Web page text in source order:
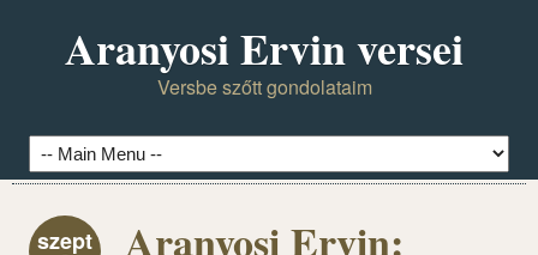
Aranyosi Ervin versei
Versbe szőtt gondolataim
szept
Aranyosi Ervin: